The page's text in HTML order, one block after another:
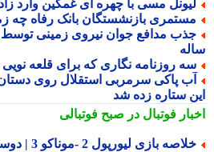
مسی با چهره ای غمگین وارد
بازنشستگان بانک رفاه چه
مدافع جوان نیروی زمینی توسط
روزنامه نگاری که برای قلعه نویی
پاکی سرمربی استقلال روی دستان
ستاره زده شد
فوتبال در صبح فوتبالی
بازی لیورپول 2 -موناکو 3 | دوستانه باشگاهی